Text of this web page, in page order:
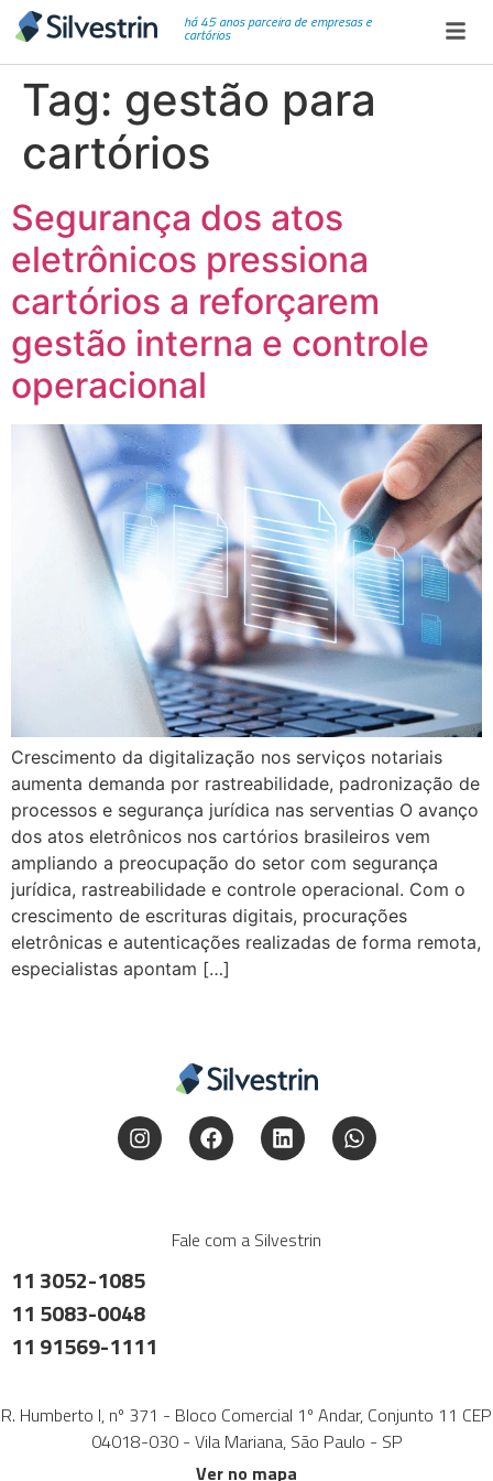
há 45 anos parceira de empresas e
cartórios
Tag: gestão para
cartórios
Segurança dos atos
eletrônicos pressiona
cartórios a reforçarem
gestão interna e controle
operacional
Crescimento da digitalização nos serviços notariais
aumenta demanda por rastreabilidade, padronização de
processos e segurança jurídica nas serventias O avanço
dos atos eletrônicos nos cartórios brasileiros vem
ampliando a preocupação do setor com segurança
jurídica, rastreabilidade e controle operacional. Com o
crescimento de escrituras digitais, procurações
eletrônicas e autenticações realizadas de forma remota,
especialistas apontam […]
Fale com a Silvestrin
11 3052-1085
11 5083-0048
11 91569-1111
R. Humberto I, nº 371 - Bloco Comercial 1º Andar, Conjunto 11 CEP
04018-030 - Vila Mariana, São Paulo - SP
Ver no mapa